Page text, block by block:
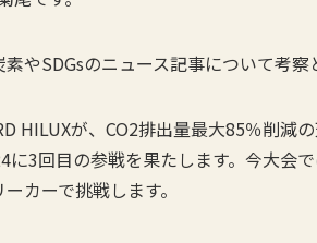
やSDGsのニュース記事について考察
HILUXが、CO2排出量最大85％削減
に3回目の参戦を果たします。今大会
カーで挑戦します。